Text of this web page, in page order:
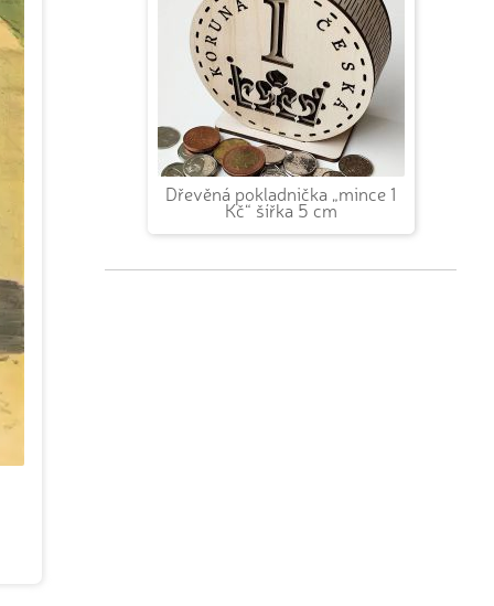
Dřevěná pokladnička „mince 1
Kč“ šířka 5 cm